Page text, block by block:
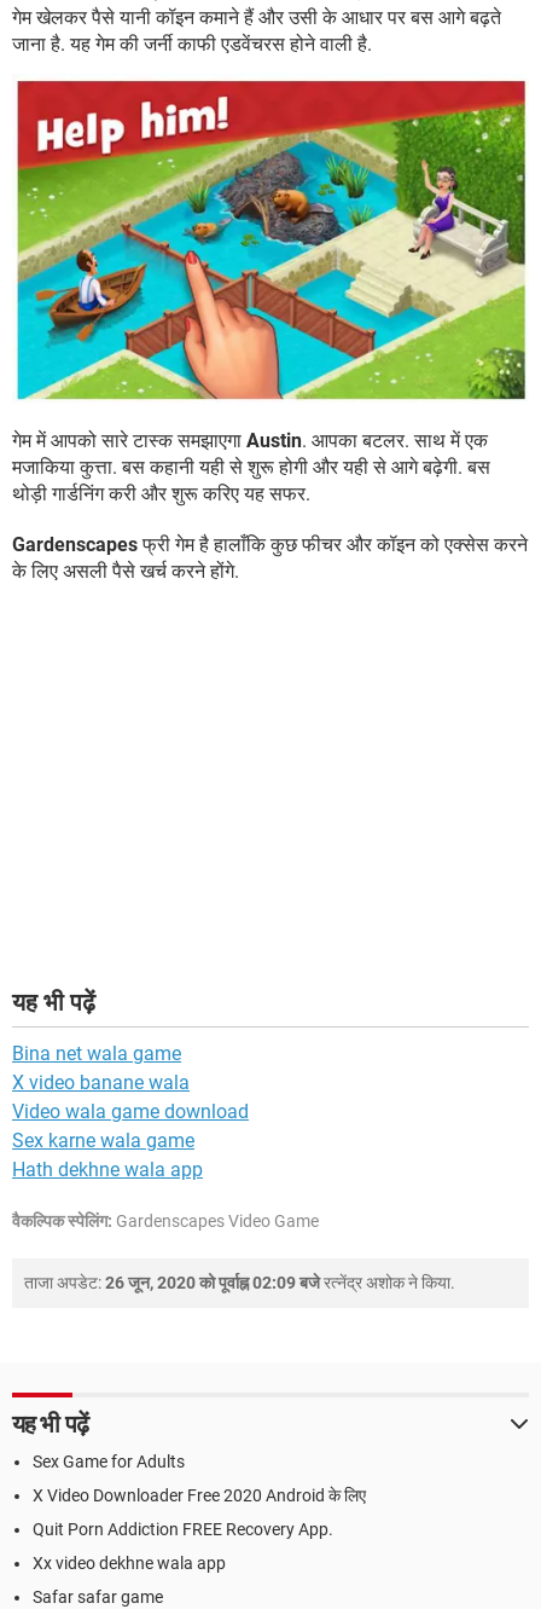
गेम खेलकर पैसे यानी कॉइन कमाने हैं और उसी के आधार पर बस आगे बढ़ते
जाना है. यह गेम की जर्नी काफी एडवेंचरस होने वाली है.
गेम में आपको सारे टास्क समझाएगा Austin. आपका बटलर. साथ में एक
मजाकिया कुत्ता. बस कहानी यही से शुरू होगी और यही से आगे बढ़ेगी. बस
थोड़ी गार्डनिंग करी और शुरू करिए यह सफर.
Gardenscapesफ्री गेम है हालाँकि कुछ फीचर और कॉइन को एक्सेस करने
के लिए असली पैसे खर्च करने होंगे.
यह भी पढ़ें
Bina net wala game
X video banane wala
Video wala game download
Sex karne wala game
Hath dekhne wala app
वैकल्पिक स्पेलिंग: Gardenscapes Video Game
ताजा अपडेट:26 जून, 2020 को पूर्वाह्न 02:09 बजेरत्नेंद्र अशोकने किया.
यह भी पढ़ें
Sex Game for Adults
X Video Downloader Free 2020 Android के लिए
Quit Porn Addiction FREE Recovery App.
Xx video dekhne wala app
Safar safar game